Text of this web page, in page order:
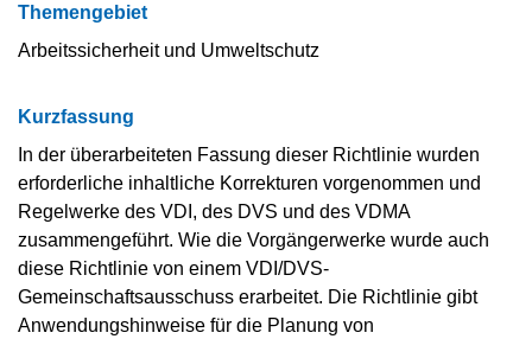
Themengebiet
Arbeitssicherheit und Umweltschutz
Kurzfassung
In der überarbeiteten Fassung dieser Richtlinie wurden
erforderliche inhaltliche Korrekturen vorgenommen und
Regelwerke des VDI, des DVS und des VDMA
zusammengeführt. Wie die Vorgängerwerke wurde auch
diese Richtlinie von einem VDI/DVS-
Gemeinschaftsausschuss erarbeitet. Die Richtlinie gibt
Anwendungshinweise für die Planung von